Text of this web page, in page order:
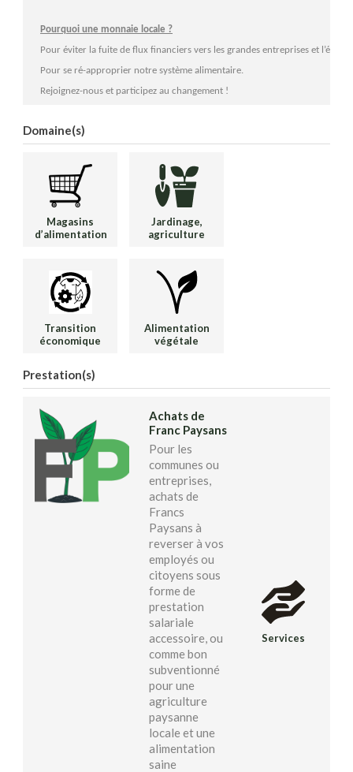
Pourquoi une monnaie locale ?
Pour éviter la fuite de flux financiers vers les grandes entreprises et
Pour se ré-approprier notre système alimentaire.
Rejoignez-nous et participez au changement !
Domaine(s)
Magasins
d’alimentation
Jardinage,
agriculture
Transition
économique
Alimentation
végétale
Prestation(s)
Achats de
Franc Paysans
Pour les
communes ou
entreprises,
achats de
Francs
Paysans à
reverser à vos
employés ou
citoyens sous
forme de
prestation
salariale
accessoire, ou
comme bon
subventionné
pour une
agriculture
paysanne
locale et une
alimentation
saine
Services